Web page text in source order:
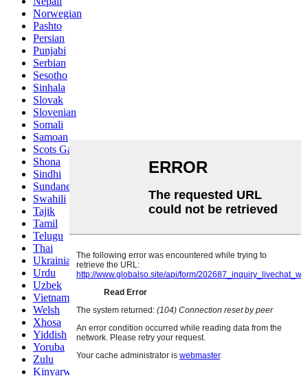
Norwegian
Pashto
Persian
Punjabi
Serbian
Sesotho
Sinhala
Slovak
Slovenian
Somali
Samoan
Scots Gaelic
Shona
Sindhi
Sundanese
Swahili
Tajik
Tamil
Telugu
Thai
Ukrainian
Urdu
Uzbek
Vietnamese
Welsh
Xhosa
Yiddish
Yoruba
Zulu
Kinyarwanda